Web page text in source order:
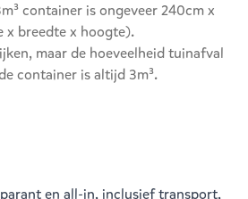
container is ongeveer 240cm x
x breedte x hoogte).
maar de hoeveelheid tuinafval
container is altijd 3m³.
en all-in, inclusief transport,